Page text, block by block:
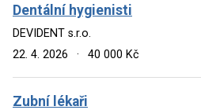
Dentální hygienisti
DEVIDENT s.r.o.
22. 4. 2026
· 40 000 Kč
Zubní lékaři